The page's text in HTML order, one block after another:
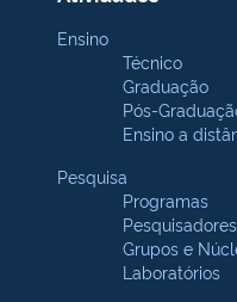
Ensino
Técnico
Graduação
Pós-
Ensino a
Pesquisa
Programas
Pesquisadores
Grupos e
Laboratórios